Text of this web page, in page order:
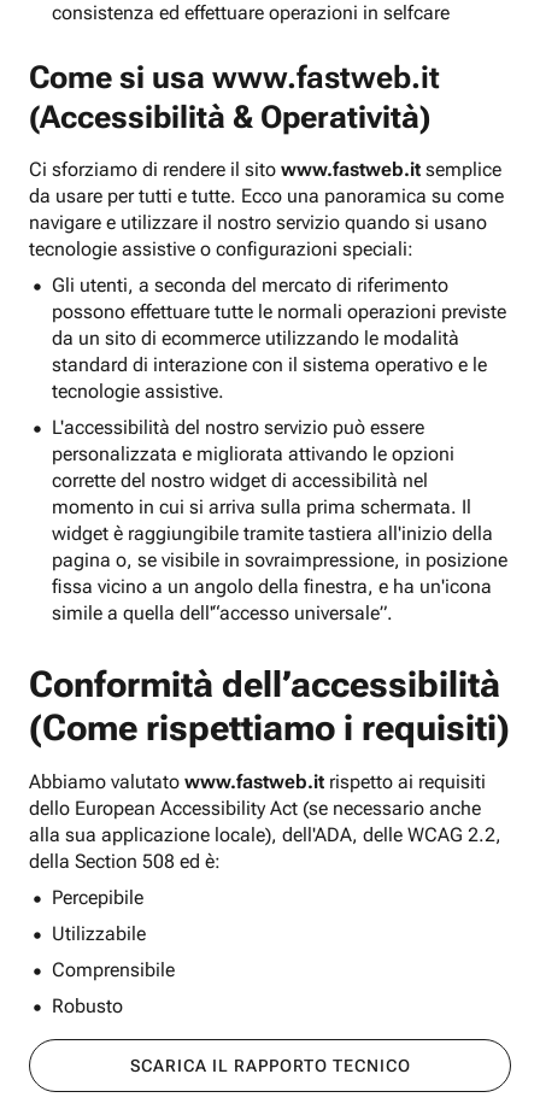
consistenza ed effettuare operazioni in selfcare
Come si usa www.fastweb.it
(Accessibilità & Operatività)
Ci sforziamo di rendere il sito www.fastweb.it semplice
da usare per tutti e tutte. Ecco una panoramica su come
navigare e utilizzare il nostro servizio quando si usano
tecnologie assistive o configurazioni speciali:
Gli utenti, a seconda del mercato di riferimento
possono effettuare tutte le normali operazioni previste
da un sito di ecommerce utilizzando le modalità
standard di interazione con il sistema operativo e le
tecnologie assistive.
L'accessibilità del nostro servizio può essere
personalizzata e migliorata attivando le opzioni
corrette del nostro widget di accessibilità nel
momento in cui si arriva sulla prima schermata. Il
widget è raggiungibile tramite tastiera all'inizio della
pagina o, se visibile in sovraimpressione, in posizione
fissa vicino a un angolo della finestra, e ha un'icona
simile a quella dell'“accesso universale”.
Conformità dell’accessibilità
(Come rispettiamo i requisiti)
Abbiamo valutato www.fastweb.it rispetto ai requisiti
dello European Accessibility Act (se necessario anche
alla sua applicazione locale), dell'ADA, delle WCAG 2.2,
della Section 508 ed è:
Percepibile
Utilizzabile
Comprensibile
Robusto
SCARICA IL RAPPORTO TECNICO